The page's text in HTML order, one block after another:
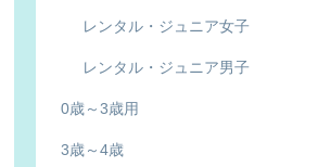
レンタル・ジュニア女子
レンタル・ジュニア男子
0歳～3歳用
3歳～4歳